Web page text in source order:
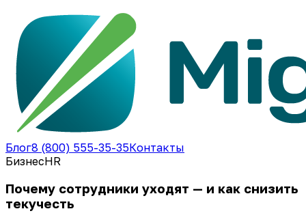
Блог8 (800) 555-35-35Контакты
БизнесHR
Почему сотрудники уходят — и как снизить
текучесть